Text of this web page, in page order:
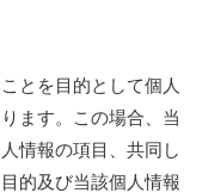
とを目的として個人
ます。この場合、当
情報の項目、共同し
的及び当該個人情報